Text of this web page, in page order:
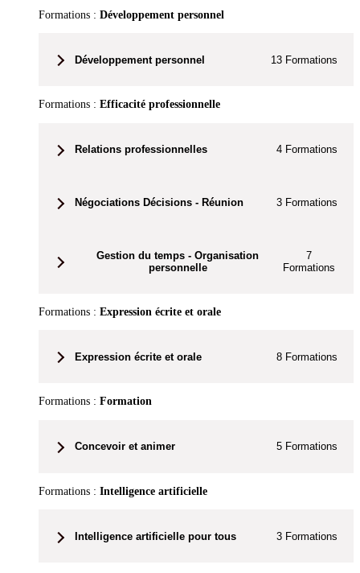
Formations : Développement personnel
Développement personnel 13 Formations
Formations : Efficacité professionnelle
Relations professionnelles 4 Formations
Négociations Décisions - Réunion 3 Formations
Gestion du temps - Organisation
personnelle
7
Formations
Formations : Expression écrite et orale
Expression écrite et orale 8 Formations
Formations : Formation
Concevoir et animer 5 Formations
Formations : Intelligence artificielle
Intelligence artificielle pour tous 3 Formations